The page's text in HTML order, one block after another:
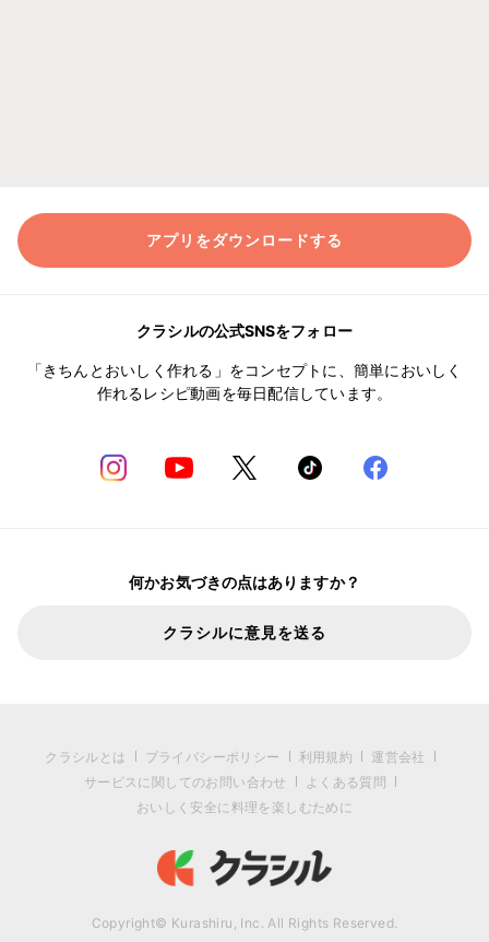
アプリをダウンロードする
クラシルの公式SNSをフォロー
「きちんとおいしく作れる」をコンセプトに、簡単においしく
作れるレシピ動画を毎日配信しています。
何かお気づきの点はありますか？
クラシルに意見を送る
クラシルとは プライバシーポリシー 利用規約
運営会社
サービスに関してのお問い合わせ
よくある質問
おいしく安全に料理を楽しむために
Copyright© Kurashiru, Inc. All Rights Reserved.